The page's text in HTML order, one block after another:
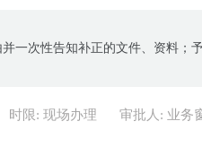
一次性告知补正的文件、资料；
时限: 现场办理 审批人: 业务